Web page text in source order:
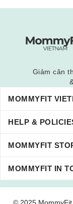
Giảm cân
MOMMYFIT
HELP &
MOMMYFIT
MOMMYFIT IN